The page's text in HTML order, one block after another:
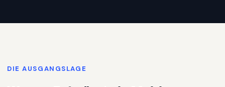
DIE AUSGANGSLAGE